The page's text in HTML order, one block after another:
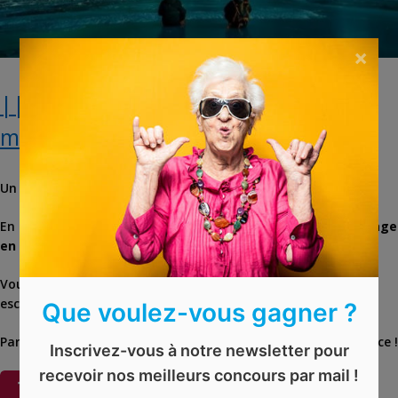
|| EXPIRÉ || Remportez un séjour
magique en Laponie
Un séjour dans les pays nordiques, ça vous tente ?
En ce moment, vous avez la possibilité de remporter un
voyage
en Laponie pour 2 personnes !
Vous découvrirez des
escapade.
Participez vite au concours via le lien ci-dessous. Bonne chance !
Que voulez-vous gagner ?
Inscrivez-vous à notre newsletter pour
recevoir nos meilleurs concours par mail !
×